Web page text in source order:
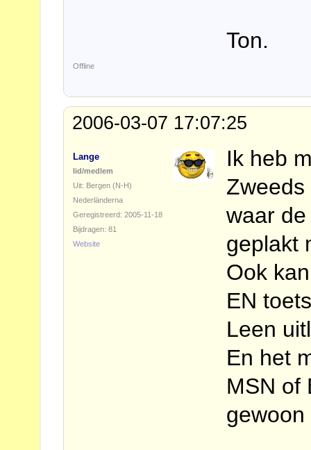
Ton.
Offline
2006-03-07 17:07:25
Lange
lid/medlem
Uit: Bergen (N-H)
Nederländerna
Geregistreerd: 2005-11-18
Bijdragen: 81
Website
Ik heb
waar
geplakt
Ook
EN
Leen
En het
MSN of